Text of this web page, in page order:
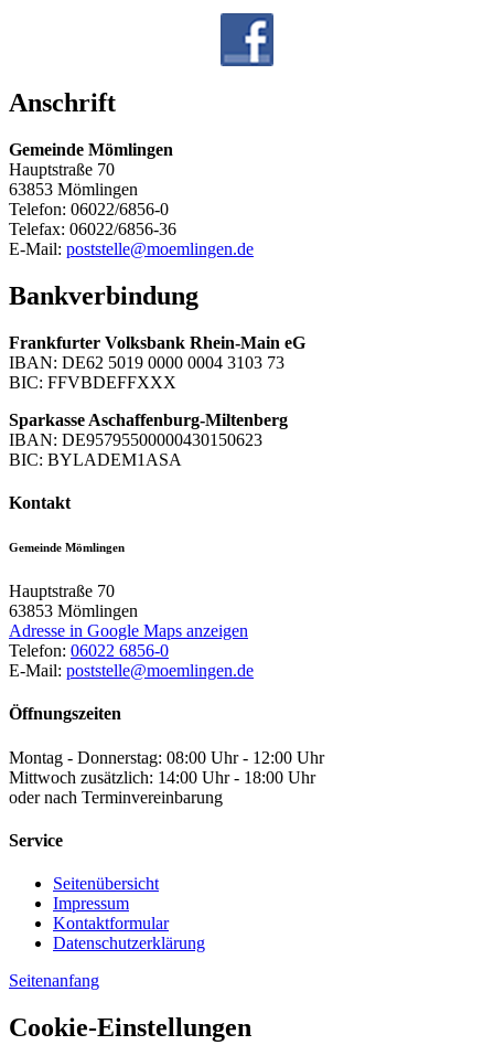
Anschrift
Gemeinde Mömlingen
Hauptstraße 70
63853 Mömlingen
Telefon: 06022/6856-0
Telefax: 06022/6856-36
E-Mail: poststelle@moemlingen.de
Bankverbindung
Frankfurter Volksbank Rhein-Main eG
IBAN: DE62 5019 0000 0004 3103 73
BIC: FFVBDEFFXXX
Sparkasse Aschaffenburg-Miltenberg
IBAN: DE95795500000430150623
BIC: BYLADEM1ASA
Kontakt
Gemeinde Mömlingen
Hauptstraße 70
63853 Mömlingen
Adresse in Google Maps anzeigen
Telefon: 06022 6856-0
E-Mail: poststelle@moemlingen.de
Öffnungszeiten
Montag - Donnerstag: 08:00 Uhr - 12:00 Uhr
Mittwoch zusätzlich: 14:00 Uhr - 18:00 Uhr
oder nach Terminvereinbarung
Service
Seitenübersicht
Impressum
Kontaktformular
Datenschutzerklärung
Seitenanfang
Cookie-Einstellungen